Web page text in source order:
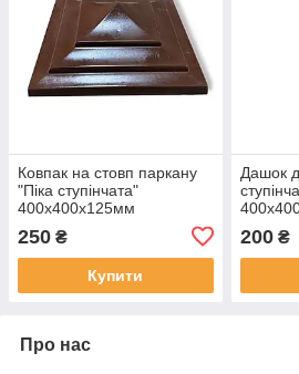
Ковпак на стовп паркану
"Піка ступінчата"
400х400х125мм
250 ₴
Купити
Дашок
200₴
Про нас